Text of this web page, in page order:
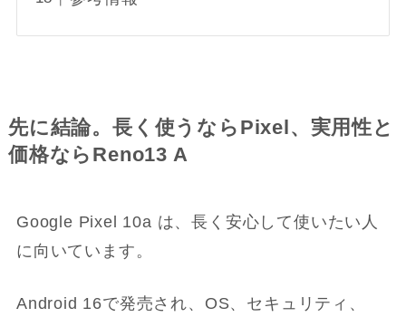
先に結論。長く使うならPixel、実用性と
価格ならReno13 A
Google Pixel 10a は、長く安心して使いたい人
に向いています。
Android 16で発売され、OS、セキュリティ、